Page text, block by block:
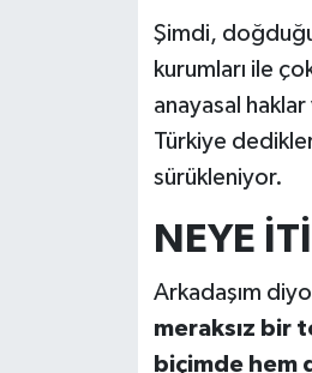
Şimdi,
kurumları ile
anayasal
Türkiye
sürükleniyor.
NEYE
Arkadaşım
meraksız bir
biçimde hem